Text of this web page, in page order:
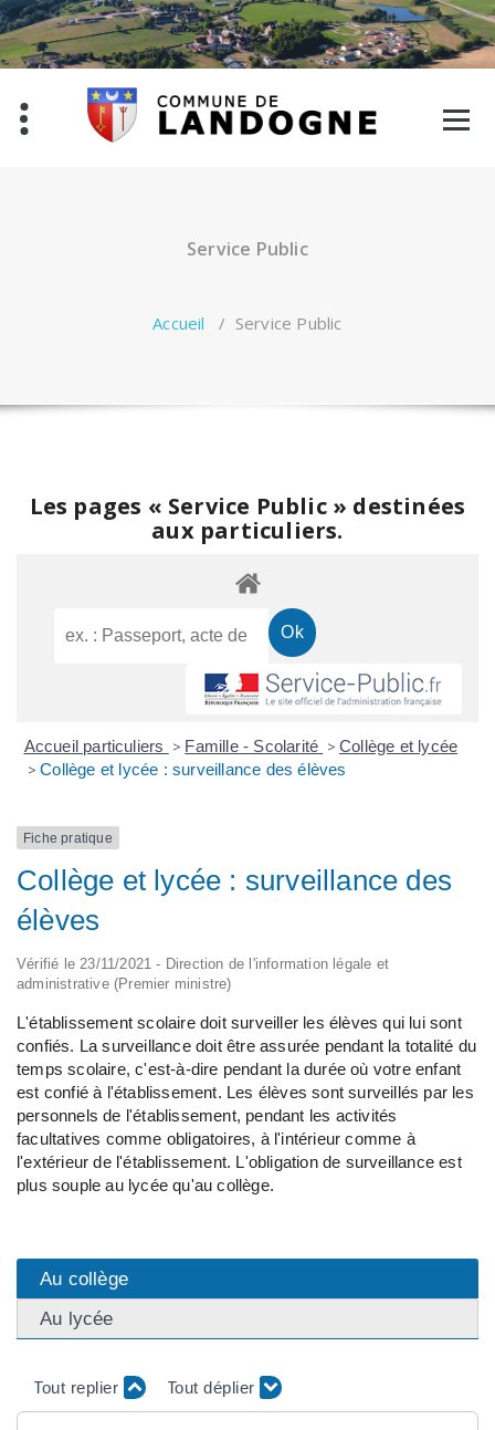
Aller
au
contenu
Service Public
Accueil / Service Public
Les pages « Service Public » destinées
aux particuliers.
Accueil particuliers > Famille - Scolarité > Collège et lycée
> Collège et lycée : surveillance des élèves
Fiche pratique
Collège et lycée : surveillance des
élèves
Vérifié le 23/11/2021 - Direction de l'information légale et
administrative (Premier ministre)
L'établissement scolaire doit surveiller les élèves qui lui sont
confiés. La surveillance doit être assurée pendant la totalité du
temps scolaire, c'est-à-dire pendant la durée où votre enfant
est confié à l'établissement. Les élèves sont surveillés par les
personnels de l'établissement, pendant les activités
facultatives comme obligatoires, à l'intérieur comme à
l'extérieur de l'établissement. L'obligation de surveillance est
plus souple au lycée qu'au collège.
Au collège
Au lycée
Tout replier Tout déplier